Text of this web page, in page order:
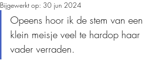
Bijgewerkt op: 30 jun 2024
Opeens hoor ik de stem van een
klein meisje veel te hardop haar
vader verraden.